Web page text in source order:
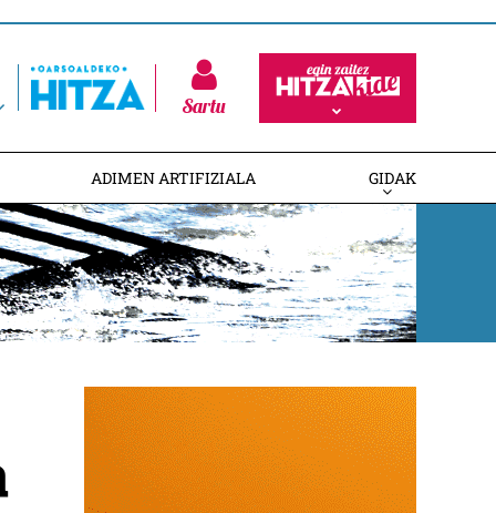
Sartu
ADIMEN ARTIFIZIALA GIDAK